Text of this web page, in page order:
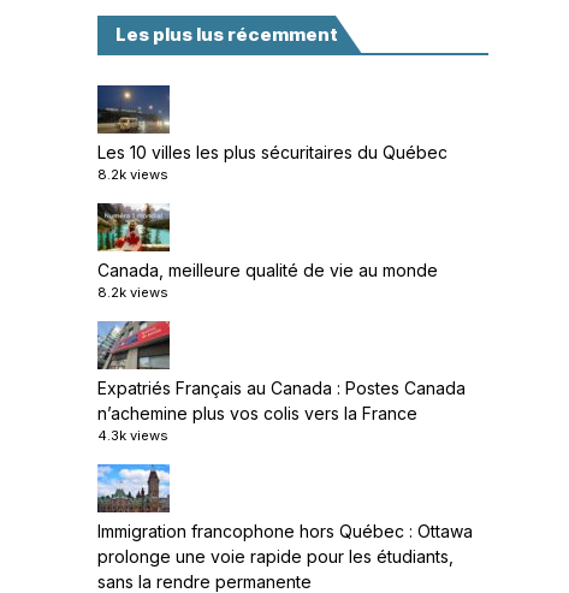
Les plus lus récemment
Les 10 villes les plus sécuritaires du Québec
8.2k views
Canada, meilleure qualité de vie au monde
8.2k views
Expatriés Français au Canada : Postes Canada
n’achemine plus vos colis vers la France
4.3k views
Immigration francophone hors Québec : Ottawa
prolonge une voie rapide pour les étudiants,
sans la rendre permanente